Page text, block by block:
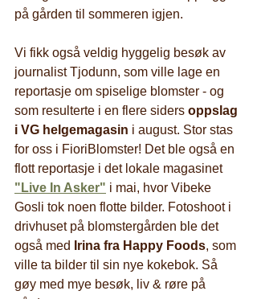
på gården til sommeren igjen.
Vi fikk også veldig hyggelig besøk av
journalist Tjodunn, som ville lage en
reportasje om spiselige blomster - og
som resulterte i en flere siders oppslag
i VG helgemagasin i august. Stor stas
for oss i FioriBlomster! Det ble også en
flott reportasje i det lokale magasinet
"Live In Asker" i mai, hvor Vibeke
Gosli tok noen flotte bilder. Fotoshoot i
drivhuset på blomstergården ble det
også med
Irina fra Happy Foods, som
ville ta bilder til sin nye kokebok. Så
gøy med mye besøk, liv & røre på